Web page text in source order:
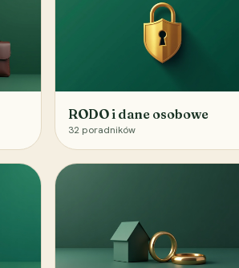
RODO i dane osobowe
32 poradników